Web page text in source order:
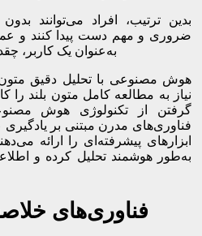
ضروری و مهم دست پیدا کنند و
به‌عنوان یک کاربر،
هوش مصنوعی با تحلیل دقیق متون
نیاز به مطالعه کامل متون بلند
گرفتن از تکنولوژی هوش
فناوری‌های مدرن مبتنی بر
به‌طور هوشمند تحلیل کرده و
فناوری‌های